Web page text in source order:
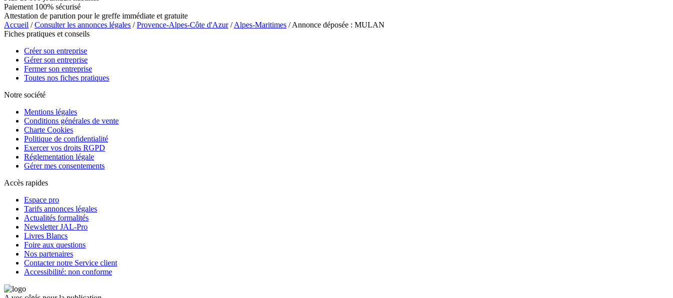
Paiement 100% sécurisé
Attestation de parution pour le greffe immédiate et gratuite
Accueil /Consulter les annonces légales /Provence-Alpes-Côte d'Azur/Alpes-Maritimes / Annonce déposée : MULAN
Fiches pratiques et conseils
Créer son entreprise
Gérer son entreprise
Fermer son entreprise
Toutes nos fiches pratiques
Notre société
Mentions légales
Conditions générales de vente
Charte Cookies
Politique de confidentialité
Exercer vos droits RGPD
Réglementation légale
Gérer mes consentements
Accès rapides
Espace pro
Tarifs annonces légales
Actualités formalités
Newsletter JAL-Pro
Livres Blancs
Foire aux questions
Nos partenaires
Contacter notre Service client
Accessibilité: non conforme